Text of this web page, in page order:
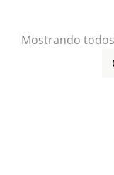
Mostrando